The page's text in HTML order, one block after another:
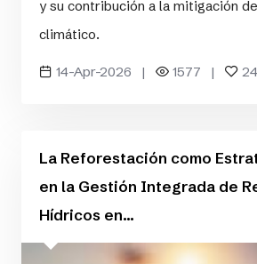
y su contribución a la mitigación
climático.
14-Apr-2026 | 1577 |
La Reforestación como
en la Gestión Integrada de
Hídricos en...